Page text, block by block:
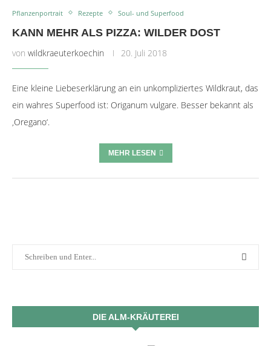
Pflanzenportrait Rezepte Soul- und Superfood
KANN MEHR ALS PIZZA: WILDER DOST
von wildkraeuterkoechin 20. Juli 2018
Eine kleine Liebeserklärung an ein unkompliziertes Wildkraut, das
ein wahres Superfood ist: Origanum vulgare. Besser bekannt als
‚Oregano‘.
MEHR LESEN
DIE ALM-KRÄUTEREI